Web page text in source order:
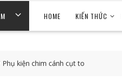
HOME KIẾN THỨC
Phụ kiện chim cánh cụt to